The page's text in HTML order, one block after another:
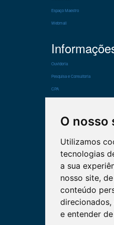
O nosso
Utilizamos
tecnologias
a sua
nosso site,
conteúdo
e entender
Colaborador
Locação de Salas
Espaço Maestro
Webmail
Ouvidoria
Pesquisa e Consultoria
CPA
Política de Cookie
Lei Geral de Proteção de Dados
A FIPECAFI oferece cursos nas
Estrategicamente, a incursão na
alcance da grade de cursos,
tecnologia e facilitar o acesso ao
(11) 2184-2000
DPO (Encarregado): Wendell de